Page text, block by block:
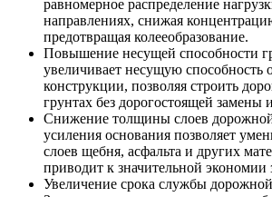
равномерное распределение
направлениях, снижая
предотвращая колееобразование.
Повышение несущей способности
увеличивает несущую способность
конструкции, позволяя строить
грунтах без дорогостоящей замены
Снижение толщины слоев
усиления основания позволяет
слоев щебня, асфальта и других
приводит к значительной экономии
Увеличение срока службы